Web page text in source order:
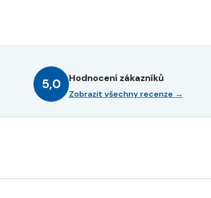
5,0 Hodnocení zákazníků
Zobrazit všechny recenze →